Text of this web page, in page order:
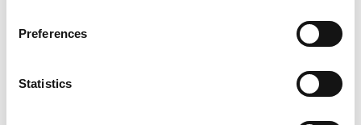
Preferences
Statistics
At vælge det rigtige fedt hjælper med at opretholde